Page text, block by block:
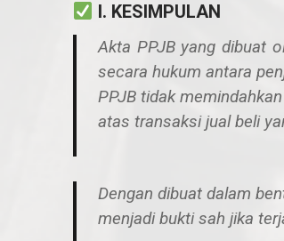
I. KESIMPULAN
Akta PPJB yang dibuat
secara hukum antara
PPJB tidak
atas transaksi jual beli
Dengan dibuat dalam
menjadibukti sah jika